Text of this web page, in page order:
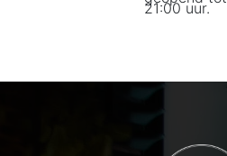
21:00 uur.